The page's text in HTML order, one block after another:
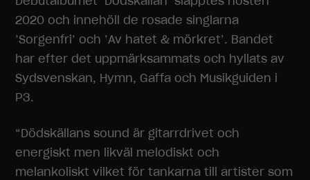
2020 och innehöll de rosade singlarna
’Sorgenfri’ och ’Av hatet & mörkret’. Bandet
har efter det uppmärksammats och hyllats av
Sydsvenskan, Hymn, Gaffa och Musikguiden i
P3.
“Dödskällans sound är gitarrdrivet och
energiskt men likväl melodiskt och
melankoliskt vilket för tankarna till artister som